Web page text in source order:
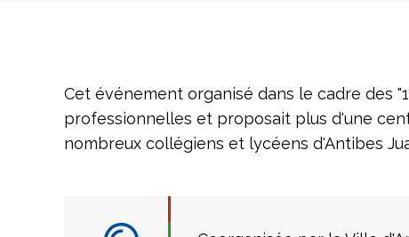
Cet événement organisé dans le cadre des
professionnelles et proposait plus d'une
nombreux collégiens et lycéens d'Antibes